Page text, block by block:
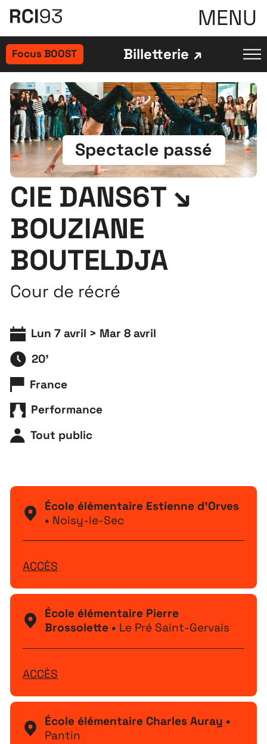
MENU
Focus BOOST Billetterie
Spectacle passé
CIE DANS6T ↘
BOUZIANE
BOUTELDJA
Cour de récré
Lun 7 avril > Mar 8 avril
20'
France
Performance
Tout public
École élémentaire Estienne d’Orves
• Noisy-le-Sec
ACCÈS
École élémentaire Pierre
Brossolette • Le Pré Saint-Gervais
ACCÈS
École élémentaire Charles Auray •
Pantin